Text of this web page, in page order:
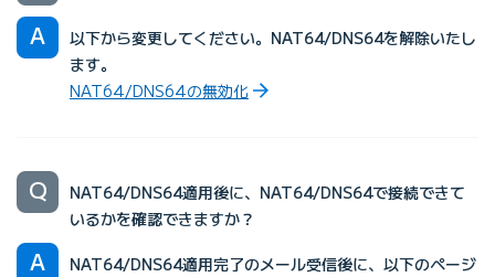
以下から変更してください。NAT64/DNS64を解除いたし
ます。
NAT64/DNS64の無効化
NAT64/DNS64適用後に、NAT64/DNS64で接続できて
いるかを確認できますか？
NAT64/DNS64適用完了のメール受信後に、以下のページ